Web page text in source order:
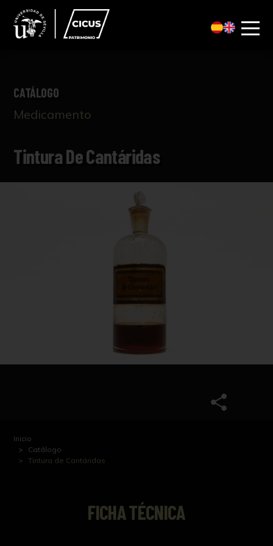
CATÁLOGO
Medicamento
Tintura De Cantáridas
Inicio
Catálogo
Tintura de Cantáridas
FICHA TÉCNICA